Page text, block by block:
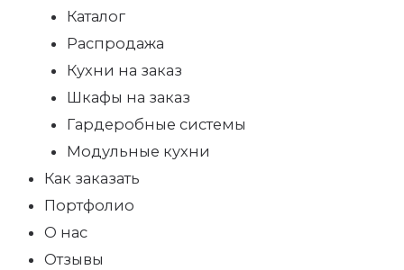
Каталог
Распродажа
Кухни на заказ
Шкафы на заказ
Гардеробные системы
Модульные кухни
Как заказать
Портфолио
О нас
Отзывы